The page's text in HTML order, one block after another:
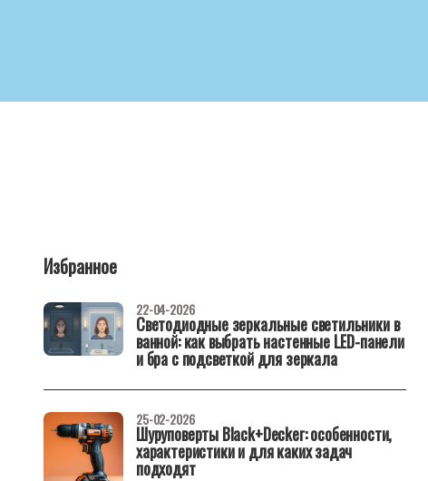
Избранное
Светодиодные зеркальные светильники в
ванной: как выбрать настенные LED-панели
и бра с подсветкой для зеркала
22-04-2026
Шуруповерты Black+Decker: особенности,
характеристики и для каких задач
подходят
25-02-2026